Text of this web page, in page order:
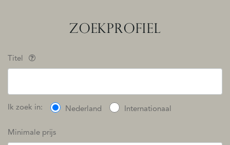
ZOEKPROFIEL
Titel
Ik zoek in: Nederland Internationaal
Minimale prijs